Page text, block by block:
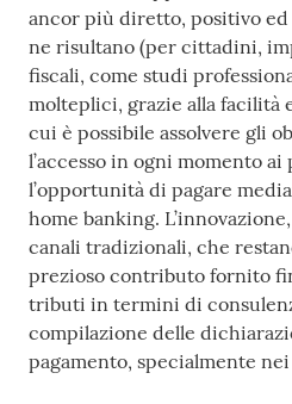
ancor più diretto, positivo
ne risultano (per cittadini,
fiscali, come studi
molteplici, grazie alla facilità
cui è possibile assolvere gli
l’accesso in ogni momento
l’opportunità di pagare
home banking.
canali tradizionali, che
prezioso contributo fornito
tributi in termini di
compilazione delle
pagamento, specialmente